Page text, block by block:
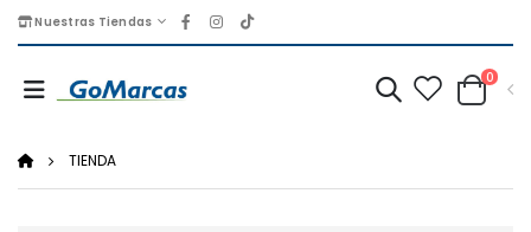
Nuestras Tiendas
0
TIENDA